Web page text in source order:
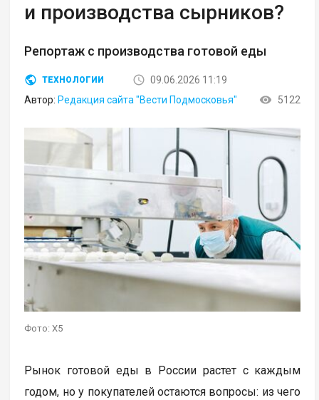
и производства сырников?
Репортаж с производства готовой еды
ТЕХНОЛОГИИ
09.06.2026 11:19
Автор: Редакция сайта "Вести Подмосковья" 5122
Фото: X5
Рынок готовой еды в России растет с каждым
годом, но у покупателей остаются вопросы: из чего